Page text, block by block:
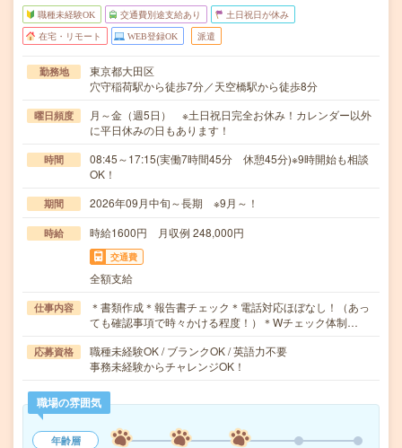
職種未経験OK 交通費別途支給あり 土日祝日が休み
在宅・リモート WEB登録OK 派遣
勤務地
東京都大田区
穴守稲荷駅から徒歩7分／天空橋駅から徒歩8分
曜日頻度
月～金（週5日） ※土日祝日完全お休み！カレンダー以外
に平日休みの日もあります！
時間
08:45～17:15(実働7時間45分 休憩45分)※9時開始も相談
OK！
期間 2026年09月中旬～長期 ※9月～！
時給 時給1600円 月収例 248,000円
交通費
全額支給
仕事内容
＊書類作成＊報告書チェック＊電話対応ほぼなし！（あっ
ても確認事項で時々かける程度！）＊Wチェック体制…
応募資格
職種未経験OK / ブランクOK / 英語力不要
事務未経験からチャレンジOK！
職場の雰囲気
年齢層